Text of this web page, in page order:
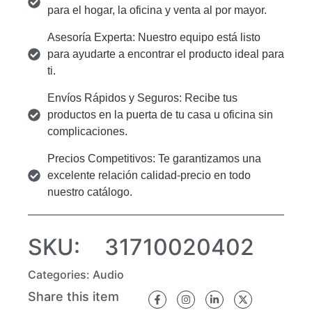
para el hogar, la oficina y venta al por mayor.
Asesoría Experta: Nuestro equipo está listo
para ayudarte a encontrar el producto ideal para
ti.
Envíos Rápidos y Seguros: Recibe tus
productos en la puerta de tu casa u oficina sin
complicaciones.
Precios Competitivos: Te garantizamos una
excelente relación calidad-precio en todo
nuestro catálogo.
SKU: 31710020402
Categories: Audio
Share this item